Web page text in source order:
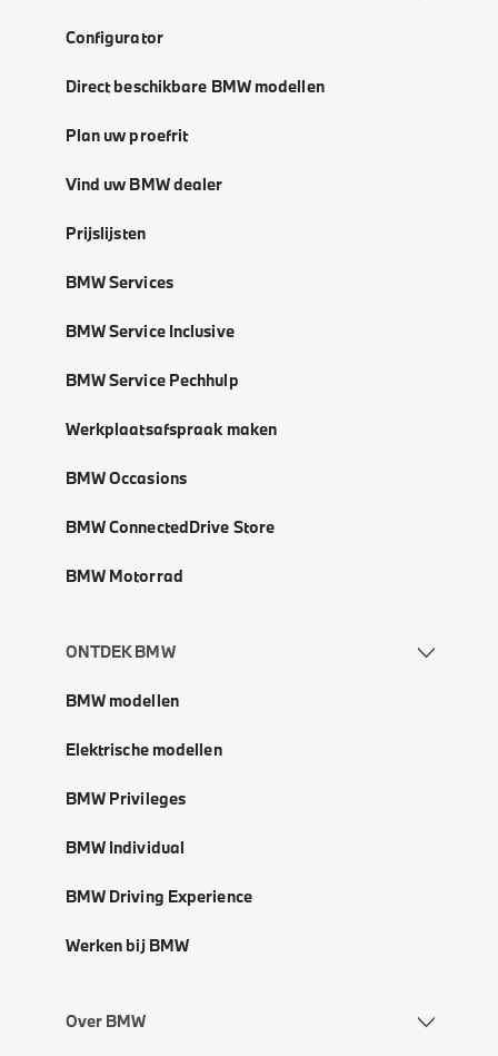
Configurator
Direct beschikbare BMW modellen
Plan uw proefrit
Vind uw BMW dealer
Prijslijsten
BMW Services
BMW Service Inclusive
BMW Service Pechhulp
Werkplaatsafspraak maken
BMW Occasions
BMW ConnectedDrive Store
BMW Motorrad
ONTDEK BMW
BMW modellen
Elektrische modellen
BMW Privileges
BMW Individual
BMW Driving Experience
Werken bij BMW
Over BMW